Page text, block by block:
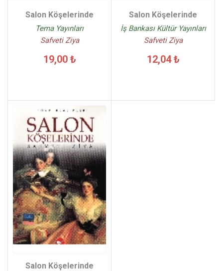
Salon Köşelerinde
Tema Yayınları
Safveti Ziya
19,00 ₺
Salon Köşelerinde
İş Bankası Kültür Yayınları
Safveti Ziya
12,04 ₺
Salon Köşelerinde